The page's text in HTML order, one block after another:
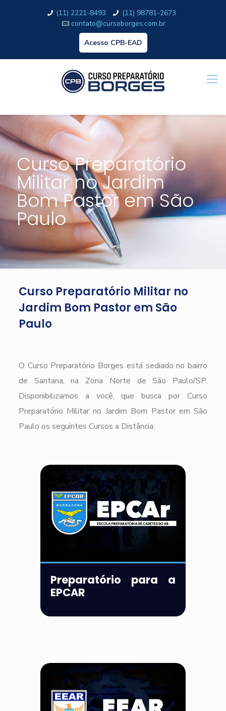
(11) 2221-8493
(11) 98781-2673
contato@cursoborges.com.br
Acesso CPB-EAD
Curso Preparatório
Militar no Jardim
Bom Pastor em São
Paulo
Curso Preparatório Militar no
Jardim Bom Pastor em São
Paulo
O Curso Preparatório Borges está sediado no bairro
de Santana, na Zona Norte de São Paulo/SP.
Disponibilizamos a você, que busca por Curso
Preparatório Militar no Jardim Bom Pastor em São
Paulo os seguintes Cursos a Distância:
Preparatório para a
EPCAR